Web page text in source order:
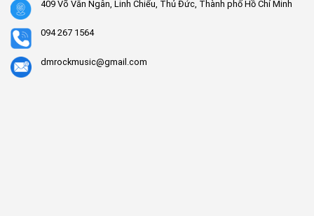
409 Võ Văn Ngân, Linh Chiểu, Thủ Đức, Thành phố Hồ Chí Minh
094 267 1564
dmrockmusic@gmail.com